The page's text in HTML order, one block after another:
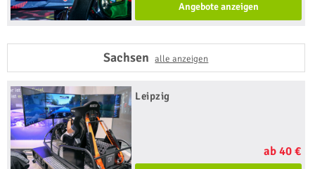
Angebote anzeigen
Sachsenalle anzeigen
Leipzig
ab 40 €